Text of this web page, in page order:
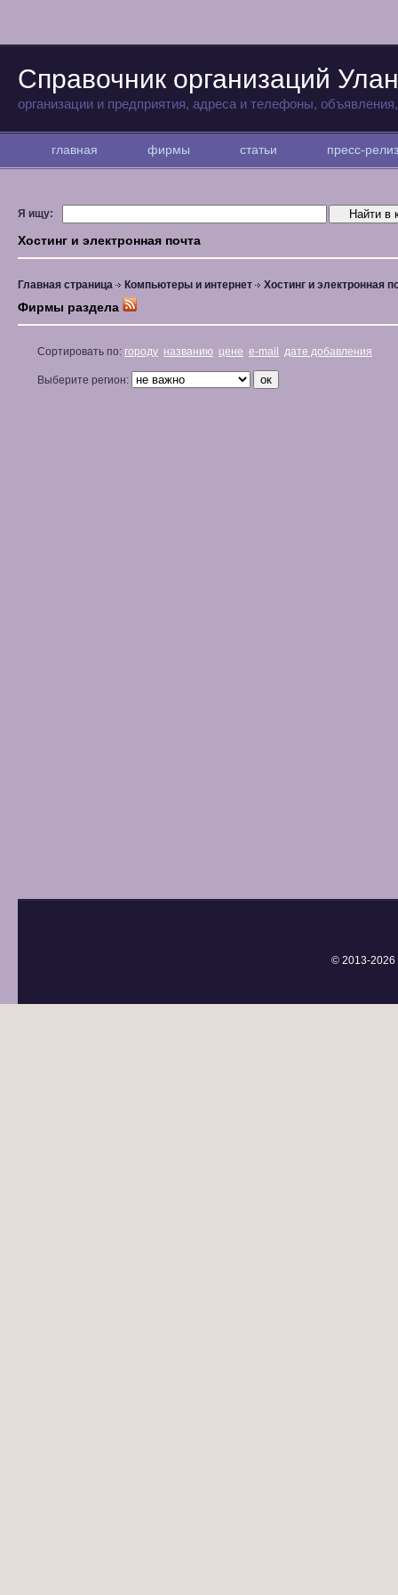
Справочник организаций
организации и предприятия, адреса и телефоны,
главная фирмы статьи пресс-
Я ищу:
Хостинг и электронная почта
Главная страница Компьютеры и интернет Хостинг и электронная
Фирмы раздела
Сортировать по: городу названию цене e-mail дате добавления
Выберите регион:
© 2013-2026